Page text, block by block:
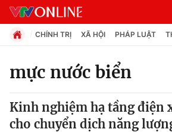
Chuyên mục
Chính trị
CHÍNH TRỊ XÃ HỘI PHÁP LUẬT
mực nước biển
Kinh nghiệm hạ tầng điện
cho chuyển dịch năng